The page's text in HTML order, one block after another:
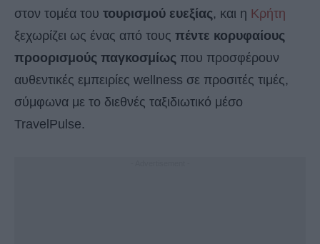
στον τομέα του τουρισμού ευεξίας, και η Κρήτη
ξεχωρίζει ως ένας από τους πέντε κορυφαίους
προορισμούς παγκοσμίως που προσφέρουν
αυθεντικές εμπειρίες wellness σε προσιτές τιμές,
σύμφωνα με το διεθνές ταξιδιωτικό μέσο
TravelPulse.